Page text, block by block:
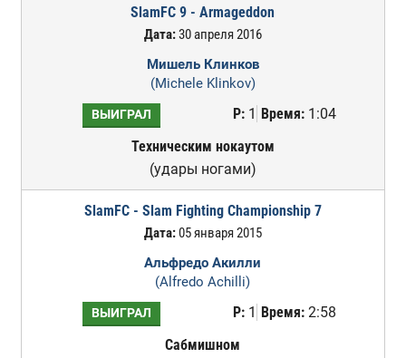
SlamFC 9 - Armageddon
Дата:30 апреля 2016
Мишель Клинков
(Michele Klinkov)
ВЫИГРАЛ Р:1 Время:1:04
Техническим нокаутом
(удары ногами)
SlamFC - Slam Fighting Championship 7
Дата:05 января 2015
Альфредо Акилли
(Alfredo Achilli)
ВЫИГРАЛ Р:1 Время:2:58
Сабмишном